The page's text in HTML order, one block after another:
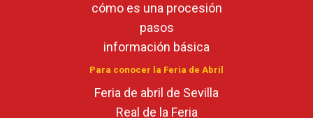
cómo es una procesión
pasos
información básica
Para conocer la Feria de Abril
Feria de abril de Sevilla
Real de la Feria